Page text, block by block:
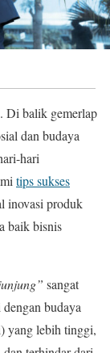
Di balik gemerlap
dan budaya
hari
tips sukses
inovasi produk
baik bisnis
sangat
budaya
yang lebih tinggi,